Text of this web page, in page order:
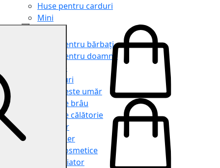
Huse pentru carduri
Mini
Genți pentru bărbați
Genți pentru doamne
Serviete
Rucsacuri
Genți peste umăr
Genți de brâu
Genți de călătorie
Shopper
Organiser
Truse cosmetice
Seria Aviator